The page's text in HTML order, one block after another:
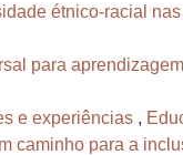
étnico-racial
para
e experiências ,
caminho para a